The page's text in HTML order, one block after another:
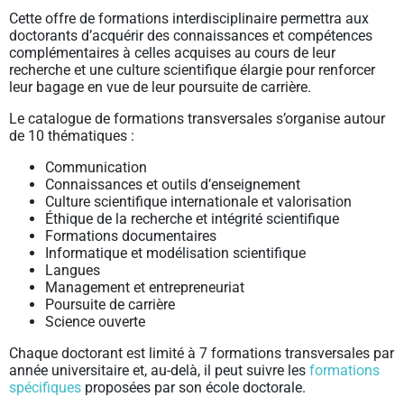
Cette offre de formations interdisciplinaire permettra aux
doctorants d’acquérir des connaissances et compétences
complémentaires à celles acquises au cours de leur
recherche et une culture scientifique élargie pour renforcer
leur bagage en vue de leur poursuite de carrière.
Le catalogue de formations transversales s’organise autour
de 10 thématiques :
Communication
Connaissances et outils d’enseignement
Culture scientifique internationale et valorisation
Éthique de la recherche et intégrité scientifique
Formations documentaires
Informatique et modélisation scientifique
Langues
Management et entrepreneuriat
Poursuite de carrière
Science ouverte
Chaque doctorant est limité à 7 formations transversales par
année universitaire et, au-delà, il peut suivre les formations
spécifiques proposées par son école doctorale.